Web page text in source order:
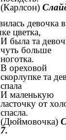
(Карлсон)
девочка в
цветка,
И была та
чуть больше
ноготка.
В ореховой
скорлупке та
спала
И маленькую
ласточку от
спасла.
(Дюймовочка)
7.